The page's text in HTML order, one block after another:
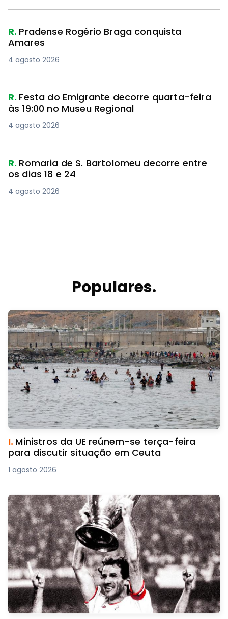
R. Pradense Rogério Braga conquista
Amares
4 agosto 2026
R. Festa do Emigrante decorre quarta-feira
às 19:00 no Museu Regional
4 agosto 2026
R. Romaria de S. Bartolomeu decorre entre
os dias 18 e 24
4 agosto 2026
Populares.
I. Ministros da UE reúnem-se terça-feira
para discutir situação em Ceuta
1 agosto 2026